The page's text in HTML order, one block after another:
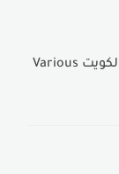
وظائف سائقين وموظفين متنوعة في الكويت Various